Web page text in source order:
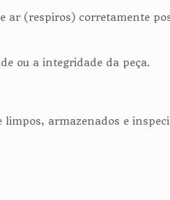
ar (respiros) corretamente
ou a integridade da peça.
armazenados e